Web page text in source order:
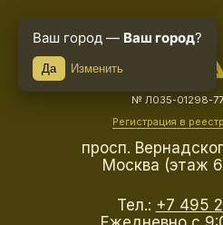
Тел.: +7 495
просп.
Москва (этаж
№ Л035-01298-
Регистрация в
Ваш город — Ваш город?
Да Изменить